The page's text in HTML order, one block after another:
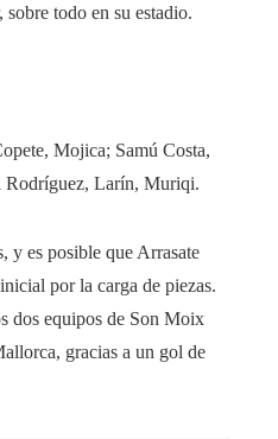
todo en su estadio.
Mojica; Samú Costa,
Rodríguez, Larín, Muriqi.
y es posible que Arrasate
por la carga de piezas.
dos equipos de Son Moix
gracias a un gol de